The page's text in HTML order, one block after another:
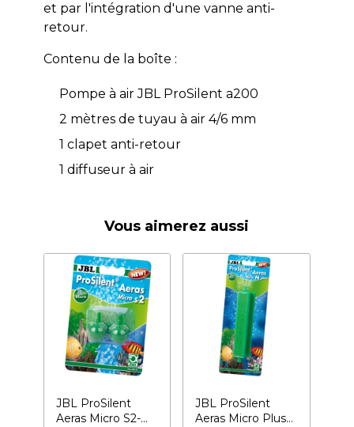
et par l'intégration d'une vanne anti-
retour.
Contenu de la boîte :
Pompe à air JBL ProSilent a200
2 mètres de tuyau à air 4/6 mm
1 clapet anti-retour
1 diffuseur à air
Vous aimerez aussi
JBL ProSilent
Aeras Micro S2-
JBL ProSilent
Aeras Micro Plus